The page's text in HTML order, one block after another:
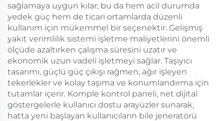
sağlamaya uygun kılar; bu da hem acil durumda
yedek güç hem de ticari ortamlarda düzenli
kullanım için mükemmel bir seçenektir. Gelişmiş
yakıt verimlilik sistemi işletme maliyetlerini önemli
ölçüde azaltırken çalışma süresini uzatır ve
ekonomik uzun vadeli işletmeyi sağlar. Taşıyıcı
tasarımı, güçlü güç çıkışı rağmen, ağır işleyen
tekerlekler ve kolay taşıma ve konumlandırma için
tutamlar içerir. Komple kontrol paneli, net dijital
göstergelerle kullanıcı dostu arayüzler sunarak,
hatta yeni başlayan kullanıcıların bile jeneratörü